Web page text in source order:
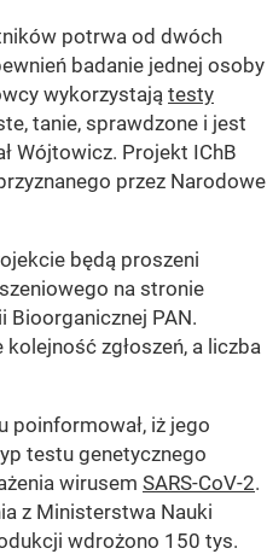
potrwa od dwóch
badanie jednej osoby
wykorzystają testy
tanie, sprawdzone i jest
Wójtowicz. Projekt IChB
przez Narodowe
będą proszeni
na stronie
Bioorganicznej PAN.
zgłoszeń, a liczba
poinformował, iż jego
testu genetycznego
wirusem SARS-CoV-2.
z Ministerstwa Nauki
wdrożono 150 tys.